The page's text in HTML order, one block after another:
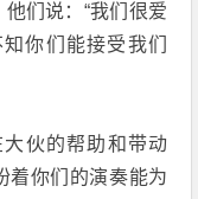
们说：“我们很爱
你们能接受我们
大伙的帮助和带动
着你们的演奏能为